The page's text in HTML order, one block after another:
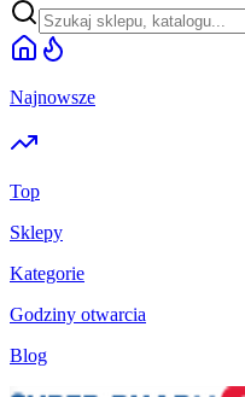
Najnowsze
Top
Sklepy
Kategorie
Godziny otwarcia
Blog